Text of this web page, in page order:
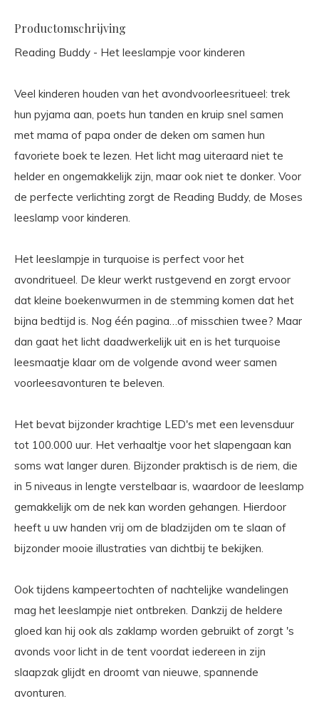
Productomschrijving
Reading Buddy - Het leeslampje voor kinderen
Veel kinderen houden van het avondvoorleesritueel: trek
hun pyjama aan, poets hun tanden en kruip snel samen
met mama of papa onder de deken om samen hun
favoriete boek te lezen. Het licht mag uiteraard niet te
helder en ongemakkelijk zijn, maar ook niet te donker. Voor
de perfecte verlichting zorgt de Reading Buddy, de Moses
leeslamp voor kinderen.
Het leeslampje in turquoise is perfect voor het
avondritueel. De kleur werkt rustgevend en zorgt ervoor
dat kleine boekenwurmen in de stemming komen dat het
bijna bedtijd is. Nog één pagina…of misschien twee? Maar
dan gaat het licht daadwerkelijk uit en is het turquoise
leesmaatje klaar om de volgende avond weer samen
voorleesavonturen te beleven.
Het bevat bijzonder krachtige LED's met een levensduur
tot 100.000 uur. Het verhaaltje voor het slapengaan kan
soms wat langer duren. Bijzonder praktisch is de riem, die
in 5 niveaus in lengte verstelbaar is, waardoor de leeslamp
gemakkelijk om de nek kan worden gehangen. Hierdoor
heeft u uw handen vrij om de bladzijden om te slaan of
bijzonder mooie illustraties van dichtbij te bekijken.
Ook tijdens kampeertochten of nachtelijke wandelingen
mag het leeslampje niet ontbreken. Dankzij de heldere
gloed kan hij ook als zaklamp worden gebruikt of zorgt 's
avonds voor licht in de tent voordat iedereen in zijn
slaapzak glijdt en droomt van nieuwe, spannende
avonturen.